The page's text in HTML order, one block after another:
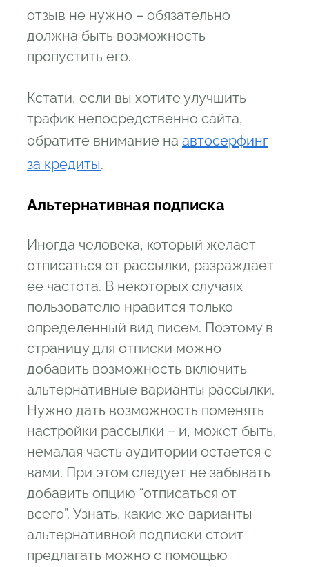
отзыв не нужно – обязательно
должна быть возможность
пропустить его.
Кстати, если вы хотите улучшить
трафик непосредственно сайта,
обратите внимание на автосерфинг
за кредиты.
Альтернативная подписка
Иногда человека, который желает
отписаться от рассылки, разраждает
ее частота. В некоторых случаях
пользователю нравится только
определенный вид писем. Поэтому в
страницу для отписки можно
добавить возможность включить
альтернативные варианты рассылки.
Нужно дать возможность поменять
настройки рассылки – и, может быть,
немалая часть аудитории остается с
вами. При этом следует не забывать
добавить опцию “отписаться от
всего”. Узнать, какие же варианты
альтернативной подписки стоит
предлагать можно с помощью